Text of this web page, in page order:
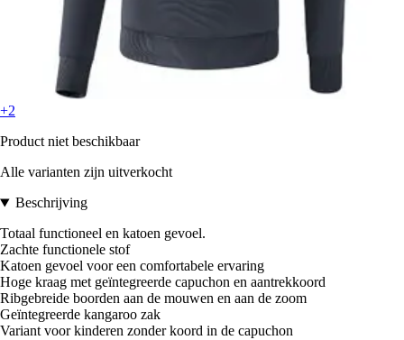
+2
Product niet beschikbaar
Alle varianten zijn uitverkocht
Beschrijving
Totaal functioneel en katoen gevoel.
Zachte functionele stof
Katoen gevoel voor een comfortabele ervaring
Hoge kraag met geïntegreerde capuchon en aantrekkoord
Ribgebreide boorden aan de mouwen en aan de zoom
Geïntegreerde kangaroo zak
Variant voor kinderen zonder koord in de capuchon